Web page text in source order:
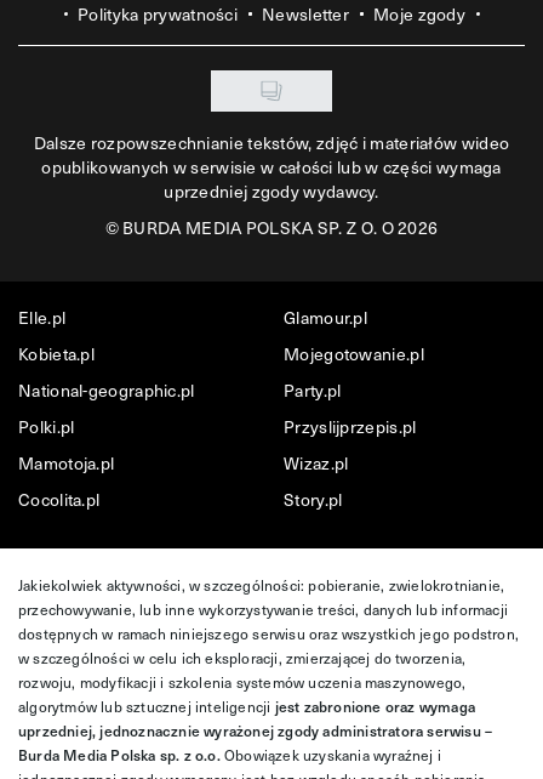
Polityka prywatności
Newsletter Moje zgody
Dalsze rozpowszechnianie tekstów, zdjęć i materiałów wideo
opublikowanych w serwisie w całości lub w części wymaga
uprzedniej zgody wydawcy.
©BURDA MEDIA POLSKA SP. Z O. O 2026
Elle.pl
Glamour.pl
Kobieta.pl
Mojegotowanie.pl
National-geographic.pl
Party.pl
Polki.pl
Przyslijprzepis.pl
Mamotoja.pl
Wizaz.pl
Cocolita.pl
Story.pl
Jakiekolwiek aktywności, w szczególności: pobieranie, zwielokrotnianie,
przechowywanie, lub inne wykorzystywanie treści, danych lub informacji
dostępnych w ramach niniejszego serwisu oraz wszystkich jego podstron,
w szczególności w celu ich eksploracji, zmierzającej do tworzenia,
rozwoju, modyfikacji i szkolenia systemów uczenia maszynowego,
algorytmów lub sztucznej inteligencji jest zabronione oraz wymaga
uprzedniej, jednoznacznie wyrażonej zgody administratora serwisu –
Burda Media Polska sp. z o.o.Obowiązek uzyskania wyraźnej i